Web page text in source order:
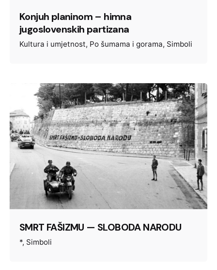
Konjuh planinom – himna
jugoslovenskih partizana
Kultura i umjetnost Po šumama i gorama Simboli
SMRT FAŠIZMU — SLOBODA NARODU
* Simboli